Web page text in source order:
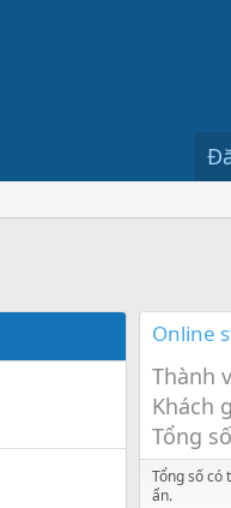
Online
Thành
Khách
Tổng
Tổng số có
ẩn.